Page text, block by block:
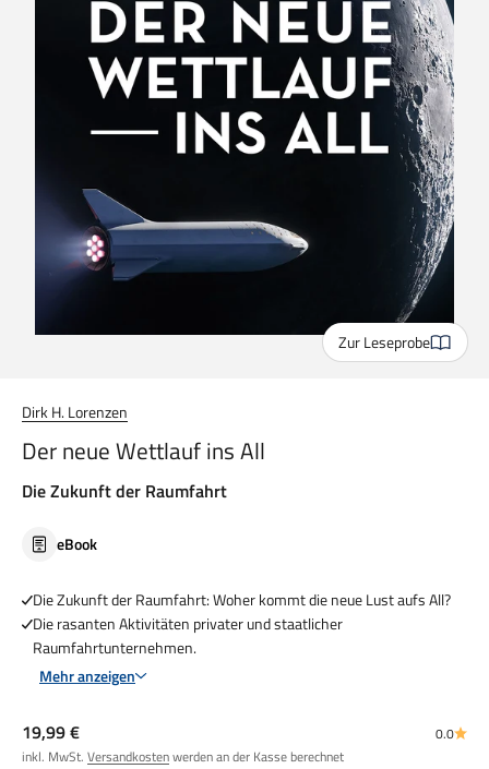
Zur Leseprobe
Dirk H. Lorenzen
Der neue Wettlauf ins All
Die Zukunft der Raumfahrt
eBook
Die Zukunft der Raumfahrt: Woher kommt die neue Lust aufs All?
Die rasanten Aktivitäten privater und staatlicher
Raumfahrtunternehmen.
Mehr anzeigen
Angebot
19,99 €
inkl. MwSt. Versandkostenwerden an der Kasse berechnet
0.0